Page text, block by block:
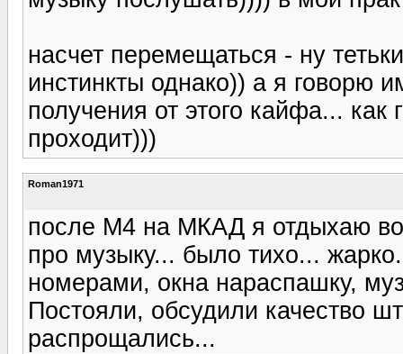
насчет перемещаться - ну
инстинкты однако)) а я говорю
получения от этого кайфа...
проходит)))
Roman1971
после М4 на МКАД я отдыхаю
про музыку... было тихо...
номерами, окна нараспашку,
Постояли, обсудили качество
распрощались...